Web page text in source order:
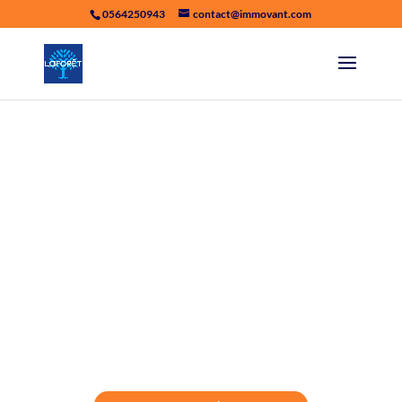
0564250943 contact@immovant.com